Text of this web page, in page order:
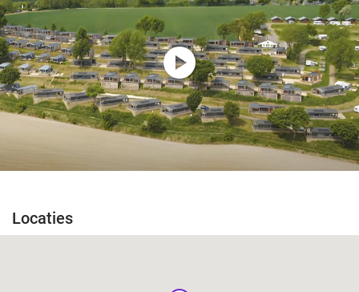
play_circle
Locaties